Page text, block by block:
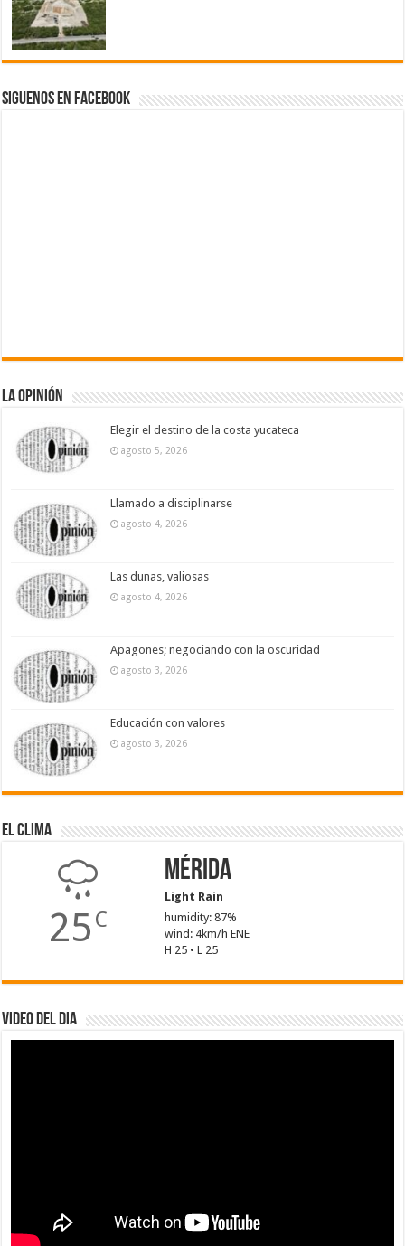
Siguenos en Facebook
La Opinión
Elegir el destino de la costa yucateca
agosto 5, 2026
Llamado a disciplinarse
agosto 4, 2026
Las dunas, valiosas
agosto 4, 2026
Apagones; negociando con la oscuridad
agosto 3, 2026
Educación con valores
agosto 3, 2026
El Clima
25 C
Mérida
Light Rain
humidity: 87%
wind: 4km/h ENE
H 25 • L 25
Video del dia